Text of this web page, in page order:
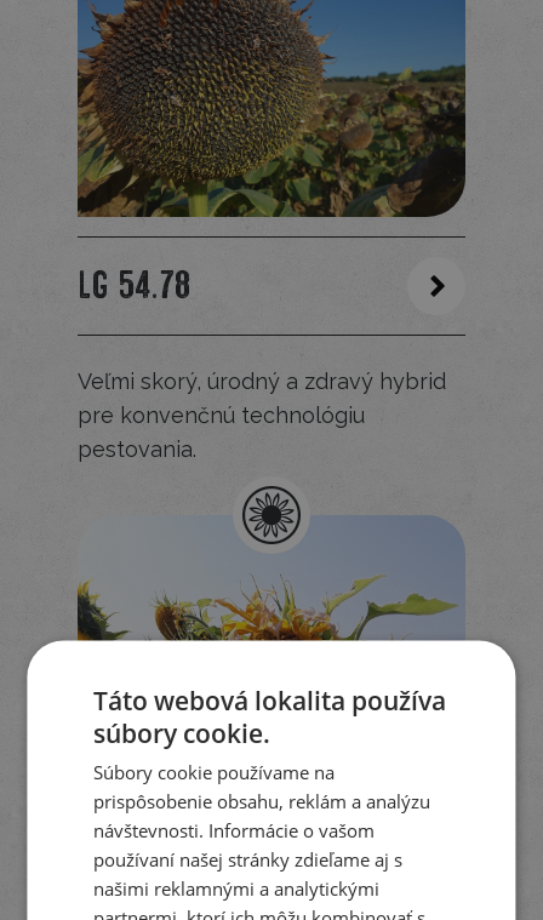
LG 54.78
Veľmi skorý, úrodný a zdravý hybrid
pre konvenčnú technológiu
pestovania.
LG 54.92 HO CL
Táto webová lokalita používa
súbory cookie.
Súbory cookie používame na
prispôsobenie obsahu, reklám a analýzu
návštevnosti. Informácie o vašom
používaní našej stránky zdieľame aj s
našimi reklamnými a analytickými